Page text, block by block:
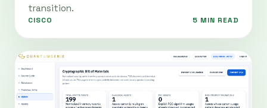
transition.
CISCO 5 MIN READ